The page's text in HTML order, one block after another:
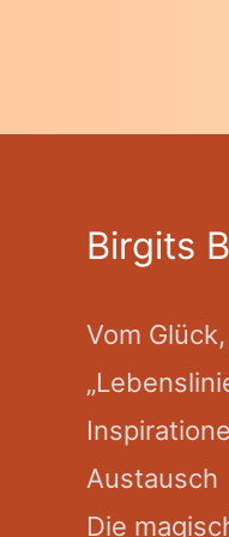
Birgits
Vom
Austausch
Die